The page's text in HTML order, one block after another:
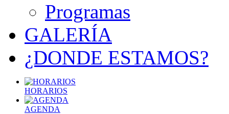
Programas
GALERÍA
¿DONDE ESTAMOS?
HORARIOS
AGENDA